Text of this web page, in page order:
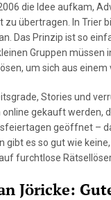
die Idee aufkam,
zu übertragen. In Trier
Das Prinzip ist so
Gruppen
um sich aus
Stories und
gekauft werden,
geöffnet –
es so gut wie
furchtlose
Jöricke: